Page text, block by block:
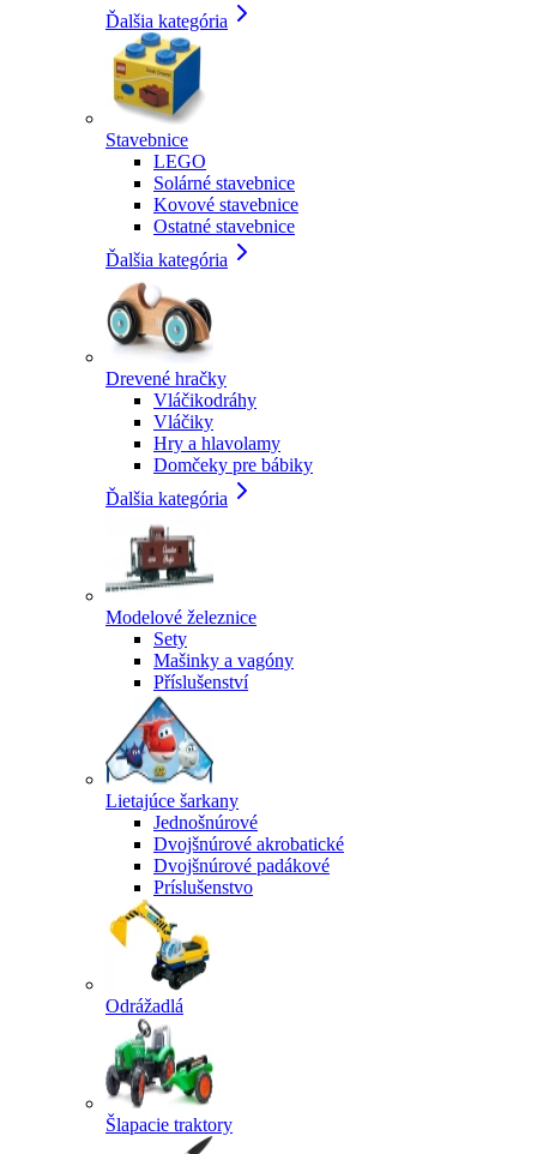
Ďalšia kategória
Stavebnice
LEGO
Solárné stavebnice
Kovové stavebnice
Ostatné stavebnice
Ďalšia kategória
Drevené hračky
Vláčikodráhy
Vláčiky
Hry a hlavolamy
Domčeky pre bábiky
Ďalšia kategória
Modelové železnice
Sety
Mašinky a vagóny
Příslušenství
Lietajúce šarkany
Jednošnúrové
Dvojšnúrové akrobatické
Dvojšnúrové padákové
Príslušenstvo
Odrážadlá
Šlapacie traktory